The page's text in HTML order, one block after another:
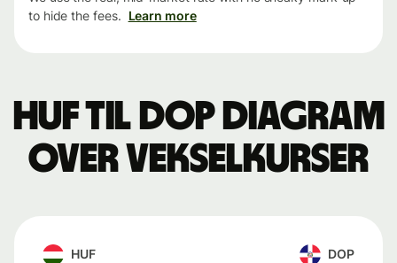
to hide the fees. Learn more
HUF til DOP Diagram
over vekselkurser
HUF DOP